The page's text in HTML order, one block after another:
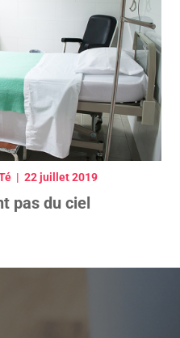
| 22 juillet 2019
pas du ciel